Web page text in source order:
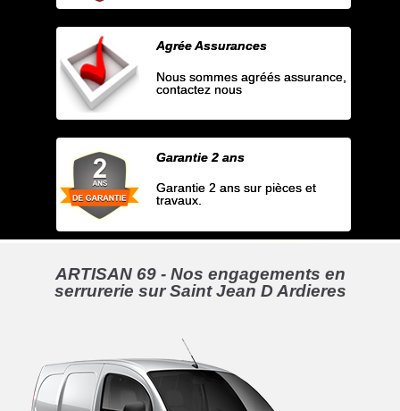
Agrée Assurances
Nous sommes agréés assurance,
contactez nous
Garantie 2 ans
Garantie 2 ans sur pièces et
travaux.
ARTISAN 69 - Nos engagements en
serrurerie sur Saint Jean D Ardieres